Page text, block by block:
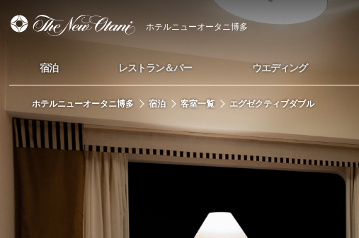
ホテルニューオータニ博多
宿泊 レストラン＆バー ウエディング
ホテルニューオータニ博多 宿泊 客室一覧 エグゼクティブダブル